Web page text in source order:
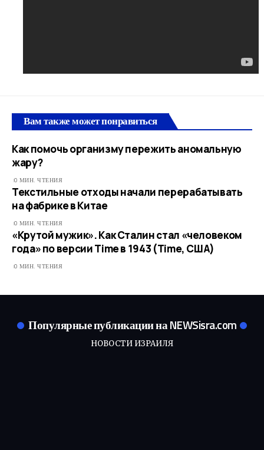
Вам также может понравиться
Как помочь организму пережить аномальную
жару?
0 МИН. ЧТЕНИЯ
Текстильные отходы начали перерабатывать
на фабрике в Китае
0 МИН. ЧТЕНИЯ
«Крутой мужик». Как Сталин стал «человеком
года» по версии Time в 1943 (Time, США)
0 МИН. ЧТЕНИЯ
Популярные публикации на NEWSisra.com
НОВОСТИ ИЗРАИЛЯ